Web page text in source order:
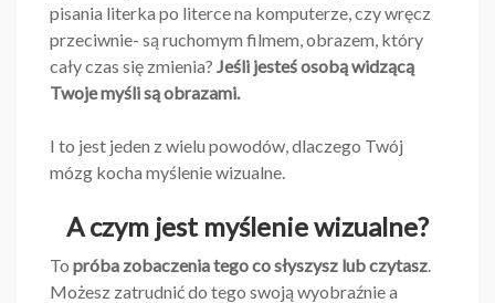
pisania literka po literce na komputerze, czy wręcz
przeciwnie- są ruchomym filmem, obrazem, który
cały czas się zmienia? Jeśli jesteś osobą widzącą
Twoje myśli są obrazami.
I to jest jeden z wielu powodów, dlaczego Twój
mózg kocha myślenie wizualne.
A czym jest myślenie wizualne?
To próba zobaczenia tego co słyszysz lub czytasz
Możesz zatrudnić do tego swoją wyobraźnie a